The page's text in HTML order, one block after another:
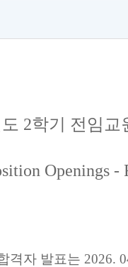
2학기 전임교
Openings -
격자 발표는 2026.